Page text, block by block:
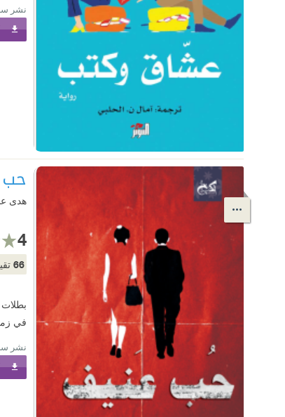
نشر سنة
هدى
4
66
في
نشر سنة